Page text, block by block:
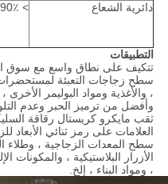
دائرية الشعاع > 90٪
التطبيقات
تتكيف على نطاق واسع مع سوق
سطح زجاجات التعبئة
، والأغذية ومواد البوليمر
ثقب مايكرو كريستال رقاقة
سطح المعدات الزجاجية ، وطلاء
الأزرار البلاستيكية ، والمكونات
، ومواد البناء ، إلخ.